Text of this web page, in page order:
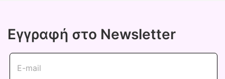
Εγγραφή στο Newsletter
E-mail